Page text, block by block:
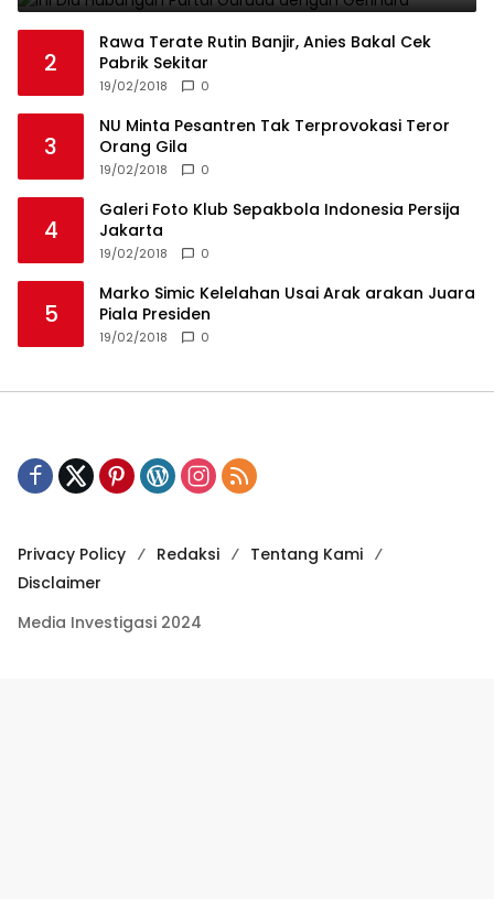
2
Rawa Terate Rutin Banjir, Anies Bakal Cek
Pabrik Sekitar
19/02/2018 0
3
NU Minta Pesantren Tak Terprovokasi Teror
Orang Gila
19/02/2018 0
4
Galeri Foto Klub Sepakbola Indonesia Persija
Jakarta
19/02/2018 0
5
Marko Simic Kelelahan Usai Arak arakan Juara
Piala Presiden
19/02/2018 0
Privacy Policy Redaksi
Tentang Kami
Disclaimer
Media Investigasi 2024